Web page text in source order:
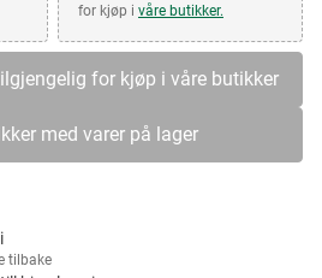
for kjøp i våre butikker.
for kjøp i våre butikker
med varer på lager
tilbake